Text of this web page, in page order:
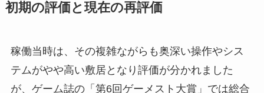
初期の評価と現在の再評価
稼働当時は、その複雑ながらも奥深い操作やシス
テムがやや高い敷居となり評価が分かれました
が、ゲーム誌の「第6回ゲーメスト大賞」では総合